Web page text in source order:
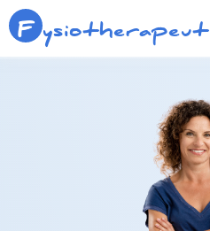
F ysiotherapeut